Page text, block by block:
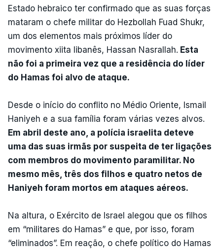
Estado hebraico ter confirmado que as suas forças
mataram o chefe militar do Hezbollah Fuad Shukr,
um dos elementos mais próximos líder do
movimento xiita libanês, Hassan Nasrallah. Esta
não foi a primeira vez que a residência do líder
do Hamas foi alvo de ataque.
Desde o início do conflito no Médio Oriente, Ismail
Haniyeh e a sua família foram várias vezes alvos.
Em abril deste ano, a polícia israelita deteve
uma das suas irmãs por suspeita de ter ligações
com membros do movimento paramilitar. No
mesmo mês, três dos filhos e quatro netos de
Haniyeh foram mortos em ataques aéreos.
Na altura, o Exército de Israel alegou que os filhos
em “militares do Hamas” e que, por isso, foram
“eliminados”. Em reação, o chefe político do Hamas